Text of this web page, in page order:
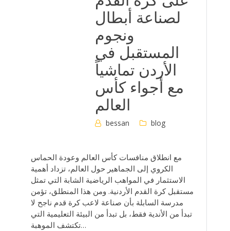
لصناعة أبطال
ونجوم
المستقبل في
الأردن تماشياً
مع أجواء كأس
العالم
bessan blog
مع انطلاق منافسات كأس العالم وعودة الحماس
الكروي إلى الجماهير حول العالم، تزداد أهمية
الاستثمار في المواهب الرياضية الشابة التي تمثل
مستقبل كرة القدم الأردنية. ومن هذا المنطلق، تؤمن
مدرسة السابلة بأن صناعة لاعب كرة قدم ناجح لا
تبدأ من الأندية فقط، بل تبدأ من البيئة التعليمية التي
تكتشف الموهبة…